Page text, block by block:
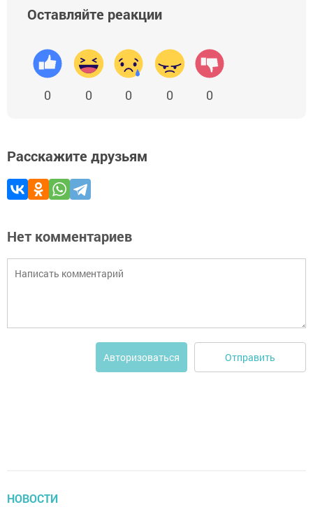
Оставляйте реакции
0 0 0 0 0
Расскажите друзьям
Нет комментариев
Авторизоваться Отправить
НОВОСТИ